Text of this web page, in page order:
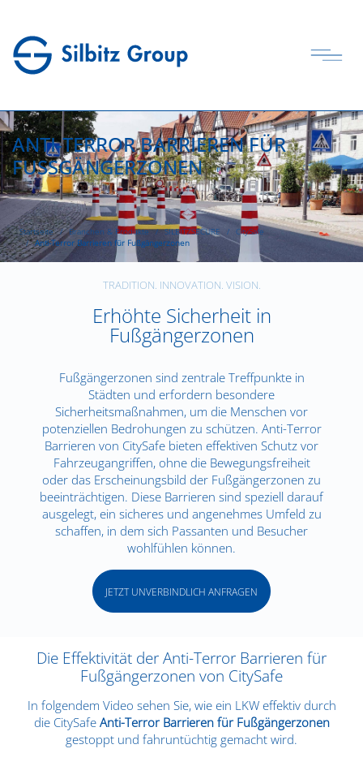
ANTI-TERROR BARRIEREN FÜR
FUSSGÄNGERZONEN
Startseite Branchen & Produkte SILBITZSECURE
CitySafe
Anti-Terror Barrieren für Fußgängerzonen
TRADITION. INNOVATION. VISION.
Erhöhte Sicherheit in
Fußgängerzonen
Fußgängerzonen sind zentrale Treffpunkte in
Städten und erfordern besondere
Sicherheitsmaßnahmen, um die Menschen vor
potenziellen Bedrohungen zu schützen. Anti-Terror
Barrieren von CitySafe bieten effektiven Schutz vor
Fahrzeugangriffen, ohne die Bewegungsfreiheit
oder das Erscheinungsbild der Fußgängerzonen zu
beeinträchtigen. Diese Barrieren sind speziell darauf
ausgelegt, ein sicheres und angenehmes Umfeld zu
schaffen, in dem sich Passanten und Besucher
wohlfühlen können.
JETZT UNVERBINDLICH ANFRAGEN
Die Effektivität der Anti-Terror Barrieren für
Fußgängerzonen von CitySafe
In folgendem Video sehen Sie, wie ein LKW effektiv durch
die CitySafe Anti-Terror Barrieren für Fußgängerzonen
gestoppt und fahruntüchtig gemacht wird.